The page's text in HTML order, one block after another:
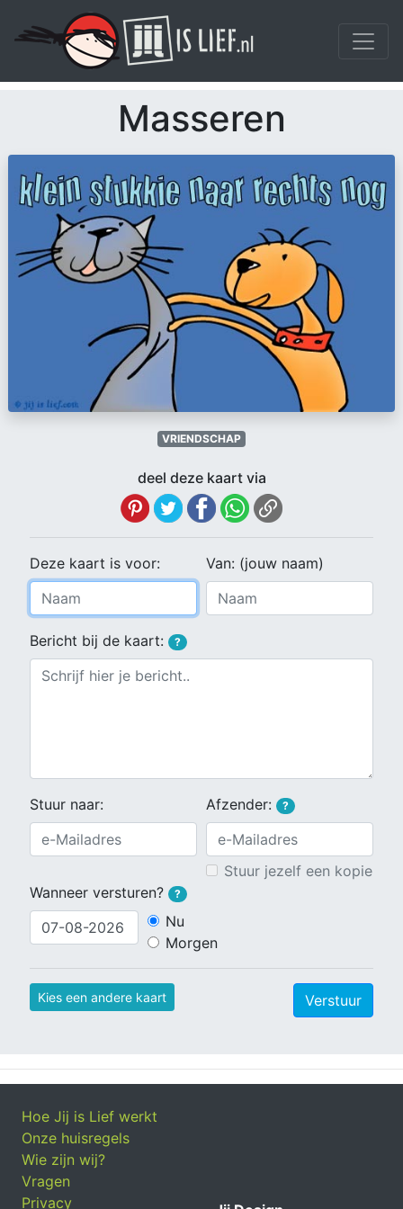
Masseren
VRIENDSCHAP
deel deze kaart via
Deze kaart is voor: Van: (jouw naam)
Bericht bij de kaart: ?
Stuur naar: Afzender: ?
Stuur jezelf een kopie
Wanneer versturen?
?
Nu
Morgen
Kies een andere kaart Verstuur
Hoe Jij is Lief werkt
Onze huisregels
Wie zijn wij?
Vragen
Privacy